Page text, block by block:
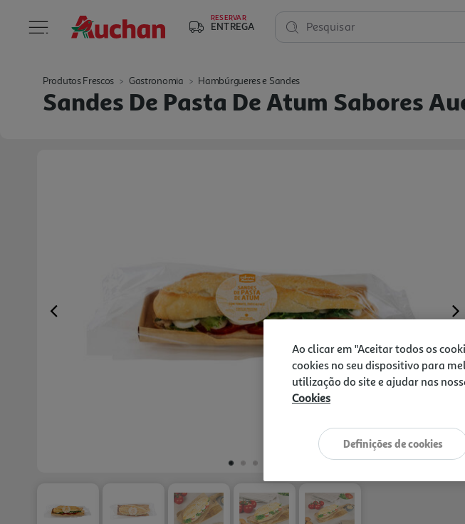
RESERVAR
ENTREGA Pesquisar
Produtos Frescos Gastronomia Hambúrgueres e Sandes
Sandes De Pasta De Atum Sabores
Previous
Ao clicar em "Aceitar todos os
cookies no seu dispositivo para
utilização do site e ajudar nas
Cookies
Definições de cookies